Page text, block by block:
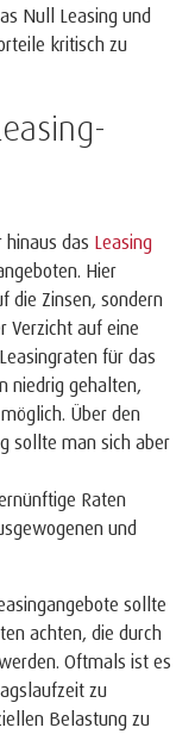
Null Leasing und
kritisch zu
hinaus das Leasing
Hier
die Zinsen, sondern
Verzicht auf eine
für das
niedrig gehalten,
Über den
sollte man sich aber
Raten
und
sollte
achten, die durch
Oftmals ist es
zu
Belastung zu